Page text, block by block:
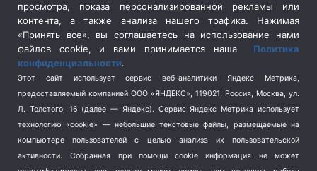
Социальная политика
(3)
Спецоперация в Украине
Спецоперация на Украине
(404)
Спорт (740)
Терроризм (1)
Транспорт (262)
Туризм (178)
Флот (76)
просмотра, показа персонализированной рекламы или
контента, а также анализа нашего трафика. Нажимая
«Принять все», вы соглашаетесь на использование нами
файлов cookie, и вами принимается наша Политика
конфиденциальности.
Этот сайт использует сервис веб-аналитики Яндекс Метрика,
предоставляемый компанией ООО «ЯНДЕКС», 119021, Россия, Москва, ул.
Л. Толстого, 16 (далее — Яндекс). Сервис Яндекс Метрика использует
технологию «cookie» — небольшие текстовые файлы, размещаемые на
компьютере пользователей с целью анализа их пользовательской
активности.
Собранная при помощи cookie информация не может